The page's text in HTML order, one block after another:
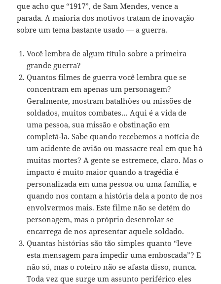
que acho que “1917”, de Sam Mendes, vence a
parada. A maioria dos motivos tratam de inovação
sobre um tema bastante usado — a guerra.
Você lembra de algum título sobre a primeira
grande guerra?
Quantos filmes de guerra você lembra que se
concentram em apenas um personagem?
Geralmente, mostram batalhões ou missões de
soldados, muitos combates… Aqui é a vida de
uma pessoa, sua missão e obstinação em
completá-la. Sabe quando recebemos a notícia de
um acidente de avião ou massacre real em que há
muitas mortes? A gente se estremece, claro. Mas o
impacto é muito maior quando a tragédia é
personalizada em uma pessoa ou uma família, e
quando nos contam a história dela a ponto de nos
envolvermos mais. Este filme não se detém do
personagem, mas o próprio desenrolar se
encarrega de nos apresentar aquele soldado.
Quantas histórias são tão simples quanto “leve
esta mensagem para impedir uma emboscada”? E
não só, mas o roteiro não se afasta disso, nunca.
Toda vez que surge um assunto periférico eles